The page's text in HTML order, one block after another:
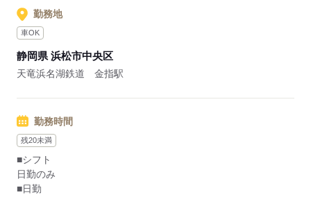
勤務地
車OK
静岡県 浜松市中央区
天竜浜名湖鉄道 金指駅
勤務時間
残20未満
■シフト
日勤のみ
■日勤